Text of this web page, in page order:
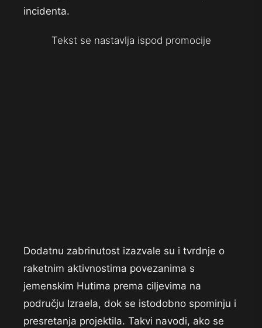
incidenta.
Tekst se nastavlja ispod promocije
Dodatnu zabrinutost izazvale su i tvrdnje o
raketnim aktivnostima povezanima s
jemenskim Hutima prema ciljevima na
području Izraela, dok se istodobno spominju i
presretanja projektila. Takvi navodi, ako se